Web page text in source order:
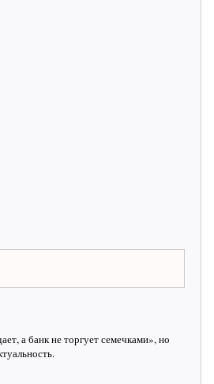
а банк не торгует семечками», но